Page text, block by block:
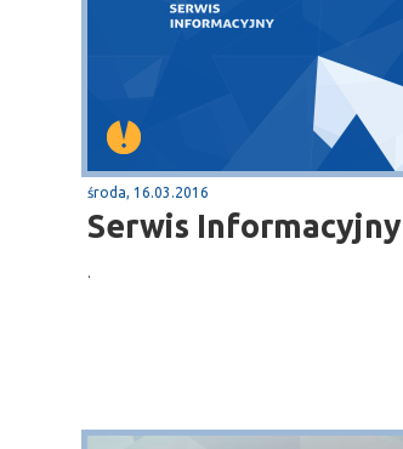
środa, 16.03.2016
Serwis Informacyjny
.